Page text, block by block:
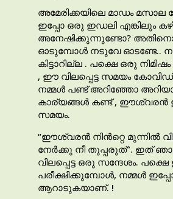
അമേരിക്കയിലെ മാഡം മസാല
ഇപ്പോ ഒരു ഇഡലി എങ്കിലും
അനേഷിക്കുന്നുണ്ടോ?
ഓടുമ്പോൾ നടുവേ ഓടണ്ടേ..
കിട്ടാറില്ല . പക്ഷെ ഒരു
, ഈ വിലപ്പെട്ട സമയം
നമ്മൾ പണ്ട് അറിഞ്ഞോ
കാര്യങ്ങൾ കണ്ട് , ഈശ്വരൻ ഈ
സമയം.
“ഈശ്വരൻ നിൻറ്റെ മുന്നിൽ
നേർക്കു നീ തുപ്പരുത്”. ഇത്
വിലപ്പെട്ട ഒരു സന്ദേശം.
പരീക്ഷിക്കുമ്പോൾ, നമ്മൾ
ആറാടുകയാണ്. !